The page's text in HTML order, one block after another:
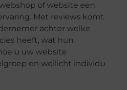
of website een
Met reviews komt
achter welke
heeft, wat hun
u uw website
en wellicht individu